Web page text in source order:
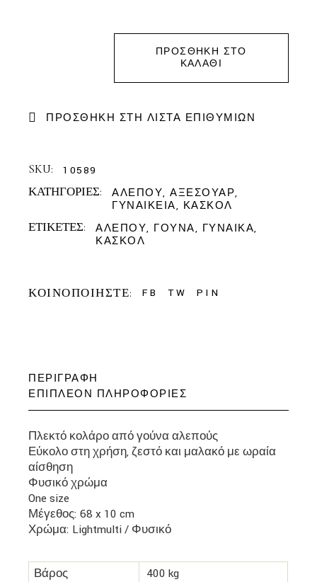
ΠΡΟΣΘΉΚΗ ΣΤΟ
ΚΑΛΆΘΙ
ΠΡΟΣΘΉΚΗ ΣΤΗ ΛΊΣΤΑ ΕΠΙΘΥΜΙΏΝ
SKU: 10589
ΚΑΤΗΓΟΡΊΕΣ: ΑΛΕΠΟΎ,ΑΞΕΣΟΥΆΡ,
ΓΥΝΑΙΚΕΊΑ, ΚΑΣΚΌΛ
ΕΤΙΚΈΤΕΣ: ΑΛΕΠΟΎ, ΓΟΎΝΑ, ΓΥΝΑΊΚΑ,
ΚΑΣΚΌΛ
ΚΟΙΝΟΠΟΙΉΣΤΕ: FB TW PIN
ΠΕΡΙΓΡΑΦΉ
ΕΠΙΠΛΈΟΝ ΠΛΗΡΟΦΟΡΊΕΣ
Πλεκτό κολάρο από γούνα αλεπούς
Εύκολο στη χρήση, ζεστό και μαλακό με ωραία
αίσθηση
Φυσικό χρώμα
One size
Μέγεθος: 68 x 10 cm
Χρώμα: Lightmulti / Φυσικό
Βάρος
400 kg